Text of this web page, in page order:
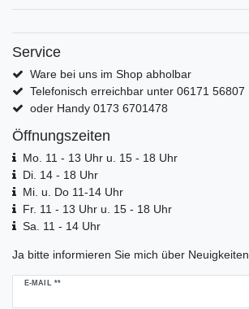
Service
Ware bei uns im Shop abholbar
Telefonisch erreichbar unter 06171 56807
oder Handy 0173 6701478
Öffnungszeiten
Mo. 11 - 13 Uhr u. 15 - 18 Uhr
Di. 14 - 18 Uhr
Mi. u. Do 11-14 Uhr
Fr. 11 - 13 Uhr u. 15 - 18 Uhr
Sa. 11 - 14 Uhr
Ja bitte informieren Sie mich über Neuigkeiten
E-MAIL **
Newsletter